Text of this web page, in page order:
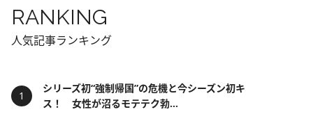
RANKING
人気記事ランキング
シリーズ初“強制帰国”の危機と今シーズン初キ
ス！ 女性が沼るモテテク勃...